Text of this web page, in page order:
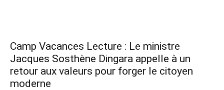
Camp Vacances Lecture : Le ministre
Jacques Sosthène Dingara appelle à un
retour aux valeurs pour forger le citoyen
moderne